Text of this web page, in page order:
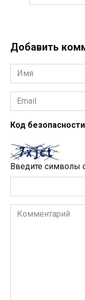
Добавить
Имя
*
Email
*
Код безопасности
Введите
Комментарий